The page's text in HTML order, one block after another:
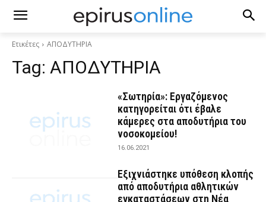
Ετικέτες ΑΠΟΔΥΤΗΡΙΑ
Tag: ΑΠΟΔΥΤΗΡΙΑ
«Σωτηρία»: Εργαζόμενος
κατηγορείται ότι έβαλε
κάμερες στα αποδυτήρια του
νοσοκομείου!
16.06.2021
Εξιχνιάστηκε υπόθεση κλοπής
από αποδυτήρια αθλητικών
εγκαταστάσεων στη Νέα